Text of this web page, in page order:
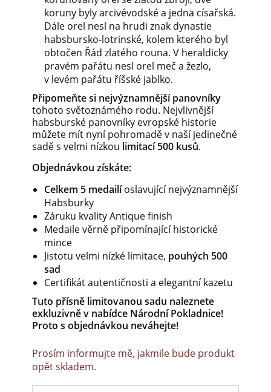
koruny byly arcivévodské a jedna císařská.
Dále orel nesl na hrudi znak dynastie
habsbursko-lotrinské, kolem kterého byl
obtočen Řád zlatého rouna. V heraldicky
pravém pařátu nesl orel meč a žezlo,
v levém pařátu říšské jablko.
Připomeňte si nejvýznamnější panovníky
tohoto světoznámého rodu. Nejvlivnější
habsburské panovníky evropské historie
můžete mít nyní pohromadě v naší jedinečné
sadě s velmi nízkou limitací 500 kusů.
Objednávkou získáte:
Celkem 5 medailíoslavující nejvýznamnější
Habsburky
Záruku kvality Antique finish
Medaile věrně připomínající historické
mince
Jistotu velmi nízké limitace, pouhých 500
sad
Certifikát autentičnosti a elegantní kazetu
Tuto přísně limitovanou sadu naleznete
exkluzivně v nabídce Národní Pokladnice!
Proto s objednávkou neváhejte!
Prosím informujte mě, jakmile bude produkt
opět skladem.